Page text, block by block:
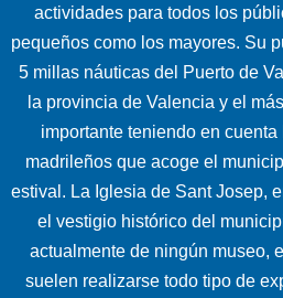
actividades para todos los
pequeños como los mayores. Su
5 millas náuticas del Puerto de
la provincia de Valencia y el
importante teniendo en
madrileños que acoge el
estival. La Iglesia de Sant Josep,
el vestigio histórico del
actualmente de ningún museo,
suelen realizarse todo tipo de